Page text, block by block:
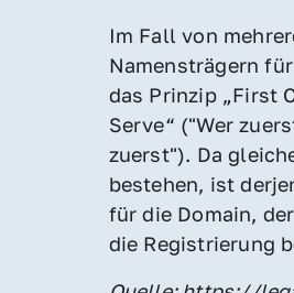
Im Fall von
Namensträgern
das Prinzip „First
Serve“ ("Wer
zuerst"). Da
bestehen, ist
für die Domain,
die Registrierung